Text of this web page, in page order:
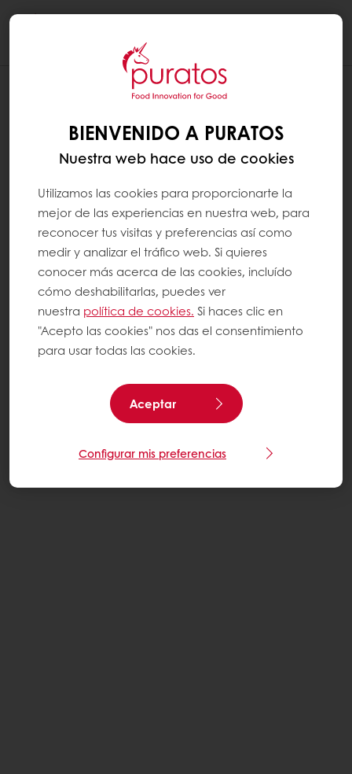
BIENVENIDO A PURATOS
Nuestra web hace uso de cookies
Utilizamos las cookies para proporcionarte la
mejor de las experiencias en nuestra web, para
reconocer tus visitas y preferencias así como
medir y analizar el tráfico web. Si quieres
conocer más acerca de las cookies, incluído
cómo deshabilitarlas, puedes ver
nuestra política de cookies. Si haces clic en
"Acepto las cookies" nos das el consentimiento
para usar todas las cookies.
Aceptar
Configurar mis preferencias